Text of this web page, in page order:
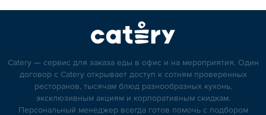
Catery — сервис для заказа еды в офис и на мероприятия. Один
договор с Catery открывает доступ к сотням проверенных
ресторанов, тысячам блюд разнообразных кухонь,
эксклюзивным акциям и корпоративным скидкам.
Персональный менеджер всегда готов помочь с подбором